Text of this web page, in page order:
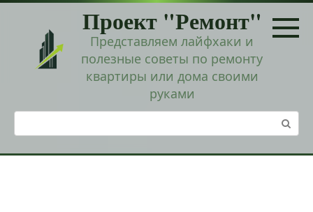
Перейти
Проект "Ремонт"
Представляем лайфхаки и
полезные советы по ремонту
квартиры или дома своими
руками
Поиск: